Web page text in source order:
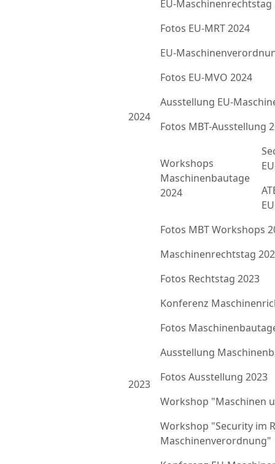
2024
EU-Maschinenrechtstag
Fotos EU-MRT 2024
EU-
Fotos EU-MVO 2024
Ausstellung EU-
Fotos MBT-Ausstellung
Workshops
Maschinenbautage
2024
Fotos MBT Workshops
2023
Maschinenrechtstag
Fotos Rechtstag 2023
Konferenz
Fotos
Ausstellung
Fotos Ausstellung 2023
Workshop "Maschinen
Workshop "Security im
Maschinenverordnung"